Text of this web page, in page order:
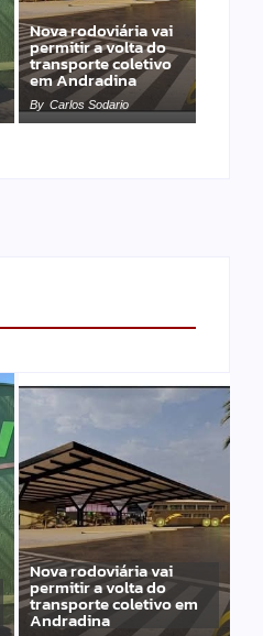
Nova rodoviária vai
permitir a volta do
transporte coletivo
em Andradina
By Carlos Sodario
Nova rodoviária vai
permitir a volta do
transporte coletivo em
Andradina